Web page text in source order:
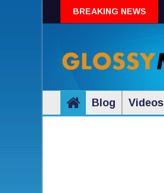
BREAKING NEWS
Blog Videos